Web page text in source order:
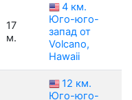
17
м.
4 км.
Юго-юго-
запад от
Volcano,
Hawaii
12 км.
Юго-юго-